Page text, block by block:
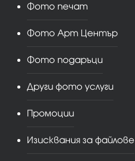
Фото печат
Фото Арт Център
Фото подаръци
Други фото услуги
Промоции
Изисквания за файлове